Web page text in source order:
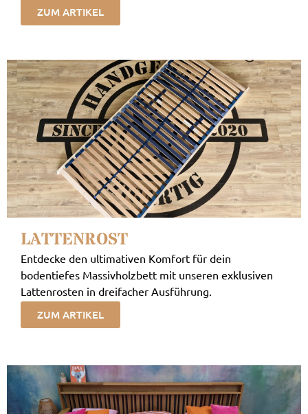
ZUM ARTIKEL
LATTENROST
Entdecke den ultimativen Komfort für dein
bodentiefes Massivholzbett mit unseren exklusiven
Lattenrosten in dreifacher Ausführung.
ZUM ARTIKEL